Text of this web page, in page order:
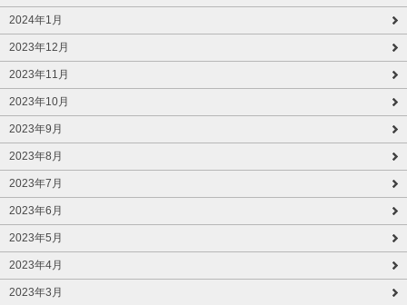
2024年1月
2023年12月
2023年11月
2023年10月
2023年9月
2023年8月
2023年7月
2023年6月
2023年5月
2023年4月
2023年3月